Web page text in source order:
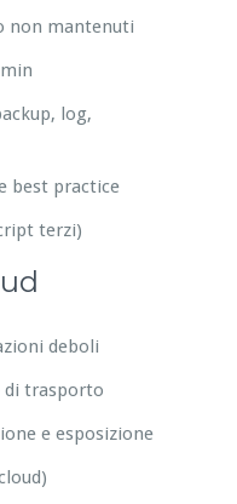
non mantenuti
log,
best practice
terzi)
deboli
di trasporto
e esposizione